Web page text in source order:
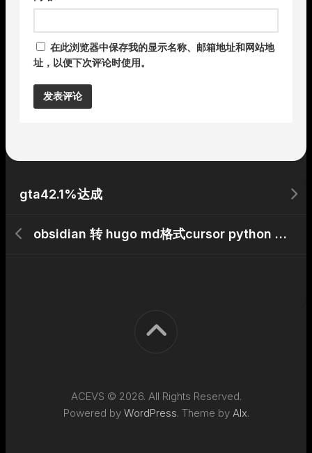
在此浏览器中保存我的显示名称、邮箱地址和网站地
址，以便下次评论时使用。
gta42.1%达成
obsidian 转 hugo md格式cursor python exe程序生成
ACEVS © 2026. All Rights Reserved.
Powered by WordPress. Theme by Alx.